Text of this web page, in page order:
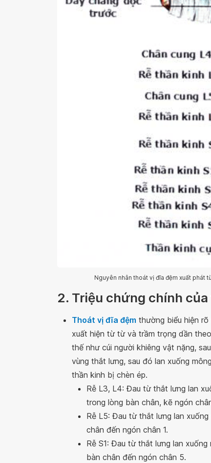
Nguyên nhân thoát vị đĩa đệm xuất phát
2. Triệu chứng chính
Thoát vị đĩa đệm thường biểu hiện
xuất hiện từ từ và trầm trọng dần
thế như cúi người khiêng vật nặng,
vùng thắt lưng, sau đó lan xuống
thần kinh bị chèn ép.
Rễ L3, L4: Đau từ thắt lưng lan
trong lòng bàn chân, kẽ ngón
Rễ L5: Đau từ thắt lưng lan
chân đến ngón chân 1.
Rễ S1: Đau từ thắt lưng lan
bàn chân đến ngón chân 5.